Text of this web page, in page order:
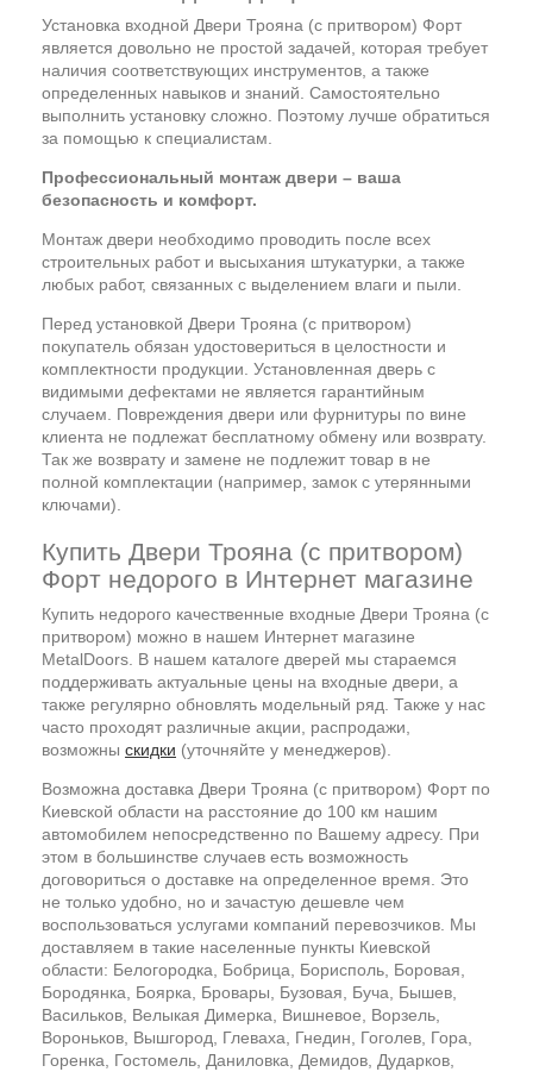
Установка входной Двери Трояна (с притвором) Форт
является довольно не простой задачей, которая требует
наличия соответствующих инструментов, а также
определенных навыков и знаний. Самостоятельно
выполнить установку сложно. Поэтому лучше обратиться
за помощью к специалистам.
Профессиональный монтаж двери – ваша
безопасность и комфорт.
Монтаж двери необходимо проводить после всех
строительных работ и высыхания штукатурки, а также
любых работ, связанных с выделением влаги и пыли.
Перед установкой Двери Трояна (с притвором)
покупатель обязан удостовериться в целостности и
комплектности продукции. Установленная дверь с
видимыми дефектами не является гарантийным
случаем. Повреждения двери или фурнитуры по вине
клиента не подлежат бесплатному обмену или возврату.
Так же возврату и замене не подлежит товар в не
полной комплектации (например, замок с утерянными
ключами).
Купить Двери Трояна (с притвором)
Форт недорого в Интернет магазине
Купить недорого качественные входные Двери Трояна (с
притвором) можно в нашем Интернет магазине
MetalDoors. В нашем каталоге дверей мы стараемся
поддерживать актуальные цены на входные двери, а
также регулярно обновлять модельный ряд. Также у нас
часто проходят различные акции, распродажи,
возможны скидки (уточняйте у менеджеров).
Возможна доставка Двери Трояна (с притвором) Форт по
Киевской области на расстояние до 100 км нашим
автомобилем непосредственно по Вашему адресу. При
этом в большинстве случаев есть возможность
договориться о доставке на определенное время. Это
не только удобно, но и зачастую дешевле чем
воспользоваться услугами компаний перевозчиков. Мы
доставляем в такие населенные пункты Киевской
области: Белогородка, Бобрица, Борисполь, Боровая,
Бородянка, Боярка, Бровары, Бузовая, Буча, Бышев,
Васильков, Велыкая Димерка, Вишневое, Ворзель,
Вороньков, Вышгород, Глеваха, Гнедин, Гоголев, Гора,
Горенка, Гостомель, Даниловка, Демидов, Дударков,